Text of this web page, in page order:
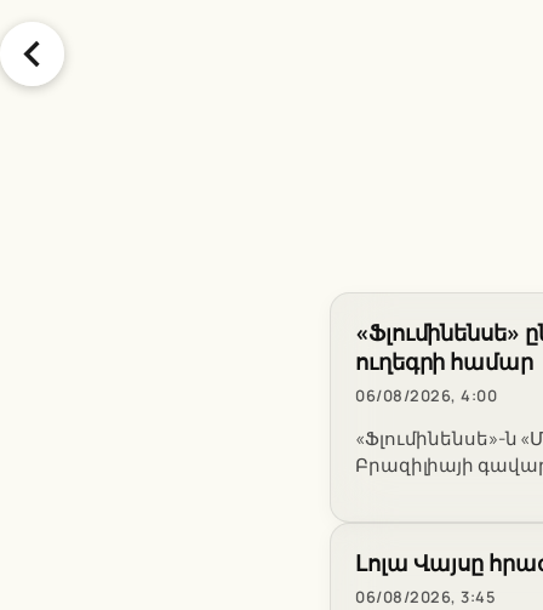
ուղեգրի համար
06/08/2026, 4:00
«Ֆլումինենսե»-
Բրազիլիայի
Լոլա Վայսը
06/08/2026, 3:45